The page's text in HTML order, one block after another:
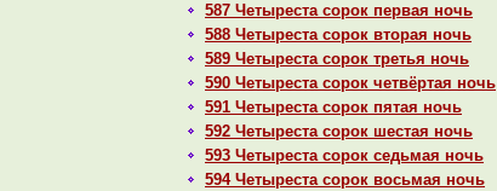
587 Четыреста сорок первая ночь
588 Четыреста сорок втоpaя ночь
589 Четыреста сорок третья ночь
590 Четыреста сорок четвёртая ночь
591 Четыреста сорок пятая ночь
592 Четыреста сорок шестая ночь
593 Четыреста сорок седьмая ночь
594 Четыреста сорок восьмая ночь